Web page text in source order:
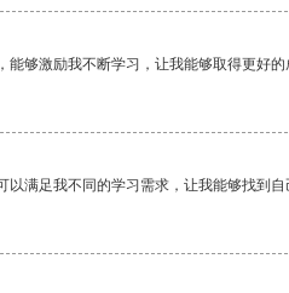
够激励我不断学习，让我能够取得更好的
满足我不同的学习需求，让我能够找到自